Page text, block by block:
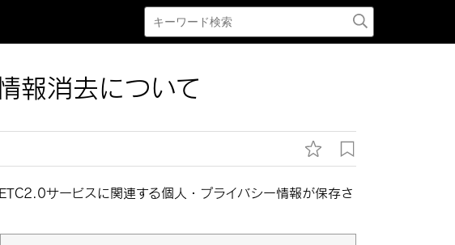
報消去について
サービスに関連する個人・プライバシー情報が保存さ